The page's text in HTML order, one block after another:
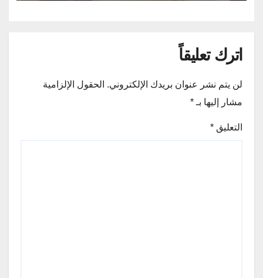
اترك تعليقاً
لن يتم نشر عنوان بريدك الإلكتروني. الحقول الإلزامية
مشار إليها بـ *
التعليق *